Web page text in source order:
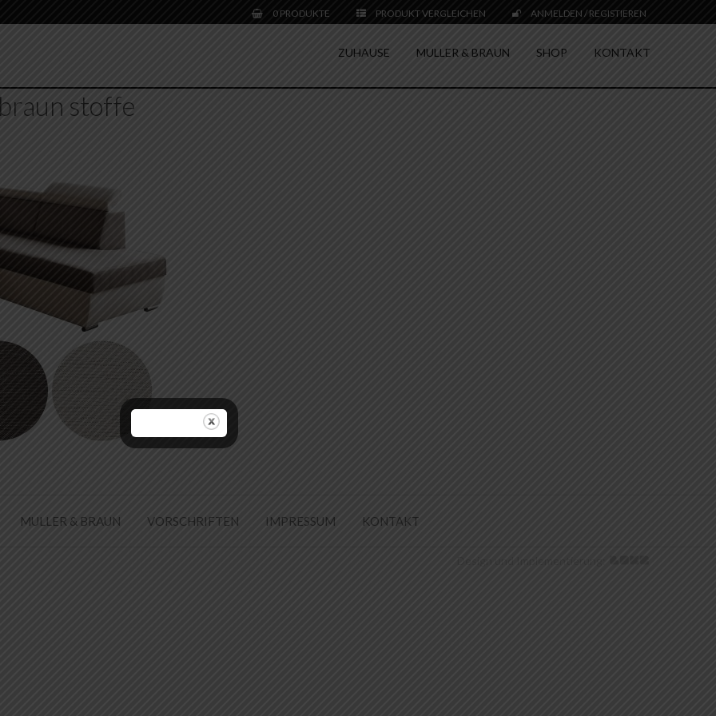
0 PRODUKTE PRODUKT VERGLEICHEN ANMELDEN / REGISTIEREN
ZUHAUSE MULLER & BRAUN SHOP KONTAKT
stoffe
MULLER & BRAUN VORSCHRIFTEN IMPRESSUM KONTAKT